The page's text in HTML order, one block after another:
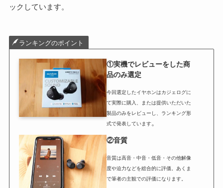
ックしています。
ランキングのポイント
①実機でレビューをした商
品のみ選定
今回選定したイヤホンはカジェログに
て実際に購入、または提供いただいた
製品のみをレビューし、ランキング形
式で発表しています。
②音質
音質は高音・中音・低音・その他解像
度や迫力などを総合的に評価。あくま
で筆者の主観での評価になります。